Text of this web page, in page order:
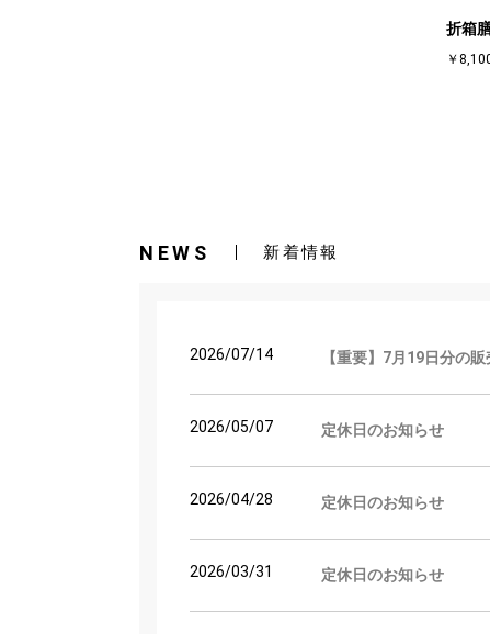
折箱
￥
NEWS 新着情報
2026/07/14 【重要】7月19日分の
2026/05/07 定休日のお知らせ
2026/04/28 定休日のお知らせ
2026/03/31 定休日のお知らせ